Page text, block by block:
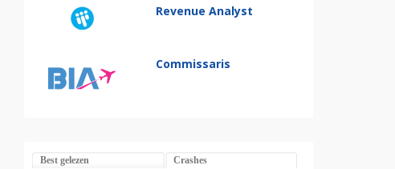
Revenue Analyst
Commissaris
Best gelezen Crashes